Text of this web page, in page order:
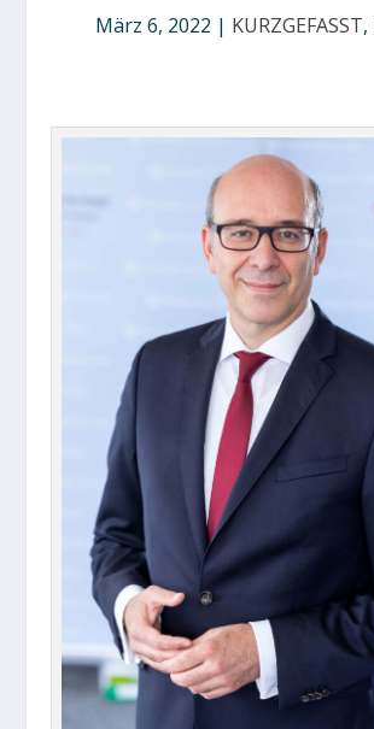
März 6, 2022 | KURZGEFASST,